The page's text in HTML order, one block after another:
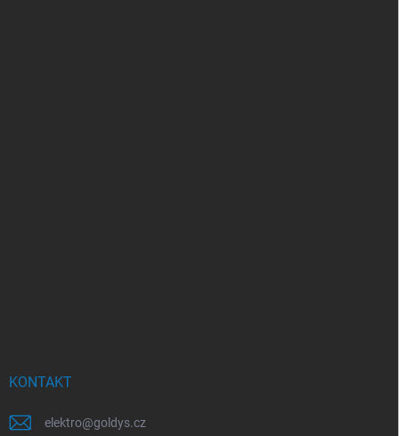
KONTAKT
elektro@goldys.cz